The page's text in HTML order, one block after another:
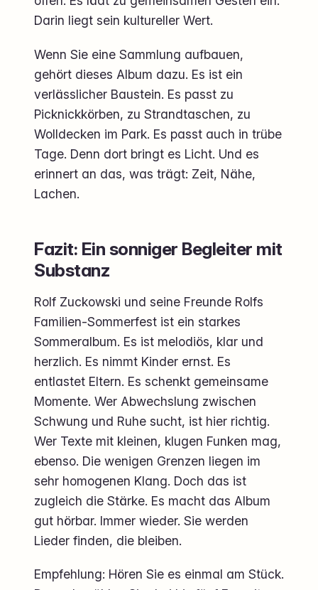
Darin liegt sein kultureller Wert.
Wenn Sie eine Sammlung aufbauen,
gehört dieses Album dazu. Es ist ein
verlässlicher Baustein. Es passt zu
Picknickkörben, zu Strandtaschen, zu
Wolldecken im Park. Es passt auch in trübe
Tage. Denn dort bringt es Licht. Und es
erinnert an das, was trägt: Zeit, Nähe,
Lachen.
Fazit: Ein sonniger Begleiter mit
Substanz
Rolf Zuckowski und seine Freunde Rolfs
Familien-Sommerfest ist ein starkes
Sommeralbum. Es ist melodiös, klar und
herzlich. Es nimmt Kinder ernst. Es
entlastet Eltern. Es schenkt gemeinsame
Momente. Wer Abwechslung zwischen
Schwung und Ruhe sucht, ist hier richtig.
Wer Texte mit kleinen, klugen Funken mag,
ebenso. Die wenigen Grenzen liegen im
sehr homogenen Klang. Doch das ist
zugleich die Stärke. Es macht das Album
gut hörbar. Immer wieder. Sie werden
Lieder finden, die bleiben.
Empfehlung: Hören Sie es einmal am Stück.